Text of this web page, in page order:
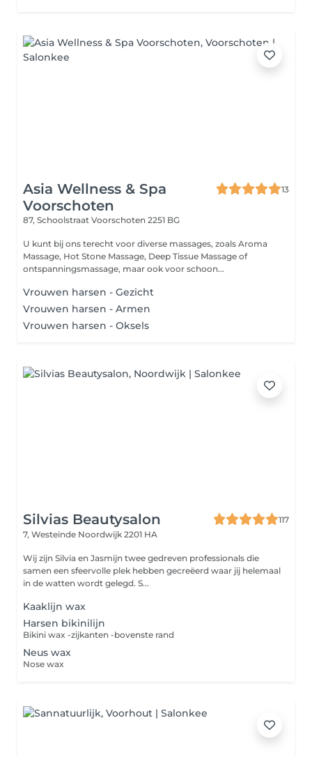
Asia Wellness & Spa
Voorschoten
13
87, Schoolstraat Voorschoten 2251 BG
U kunt bij ons terecht voor diverse massages, zoals Aroma
Massage, Hot Stone Massage, Deep Tissue Massage of
ontspanningsmassage, maar ook voor schoon...
Vrouwen harsen - Gezicht
Vrouwen harsen - Armen
Vrouwen harsen - Oksels
Silvias Beautysalon
117
7, Westeinde Noordwijk 2201 HA
Wij zijn Silvia en Jasmijn twee gedreven professionals die
samen een sfeervolle plek hebben gecreëerd waar jij helemaal
in de watten wordt gelegd. S...
Kaaklijn wax
Harsen bikinilijn
Bikini wax -zijkanten -bovenste rand
Neus wax
Nose wax